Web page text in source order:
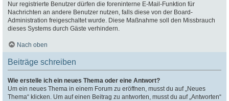
Nur registrierte Benutzer dürfen die foreninterne E-Mail-Funktion für
Nachrichten an andere Benutzer nutzen, falls diese von der Board-
Administration freigeschaltet wurde. Diese Maßnahme soll den Missbrauch
dieses Systems durch Gäste verhindern.
Nach oben
Beiträge schreiben
Wie erstelle ich ein neues Thema oder eine Antwort?
Um ein neues Thema in einem Forum zu eröffnen, musst du auf „Neues
Thema“ klicken. Um auf einen Beitrag zu antworten, musst du auf „Antworten“